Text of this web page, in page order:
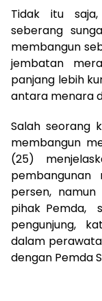
Tidak itu
seberang
membangun
jembatan
panjang lebih
antara menara
Salah seorang
membangun
(25)
persen,
pihak Pemda,
pengunjung,
dalam
dengan Pemda